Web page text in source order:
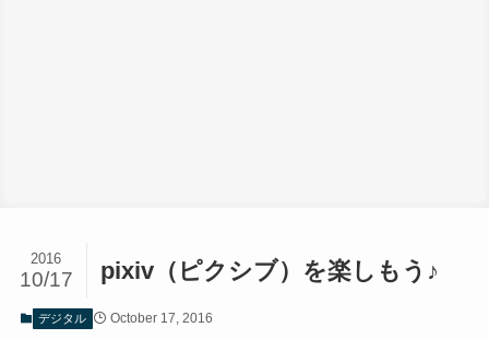
pixiv（ピクシブ）を楽しもう♪
2016
10/17
デジタル October 17, 2016